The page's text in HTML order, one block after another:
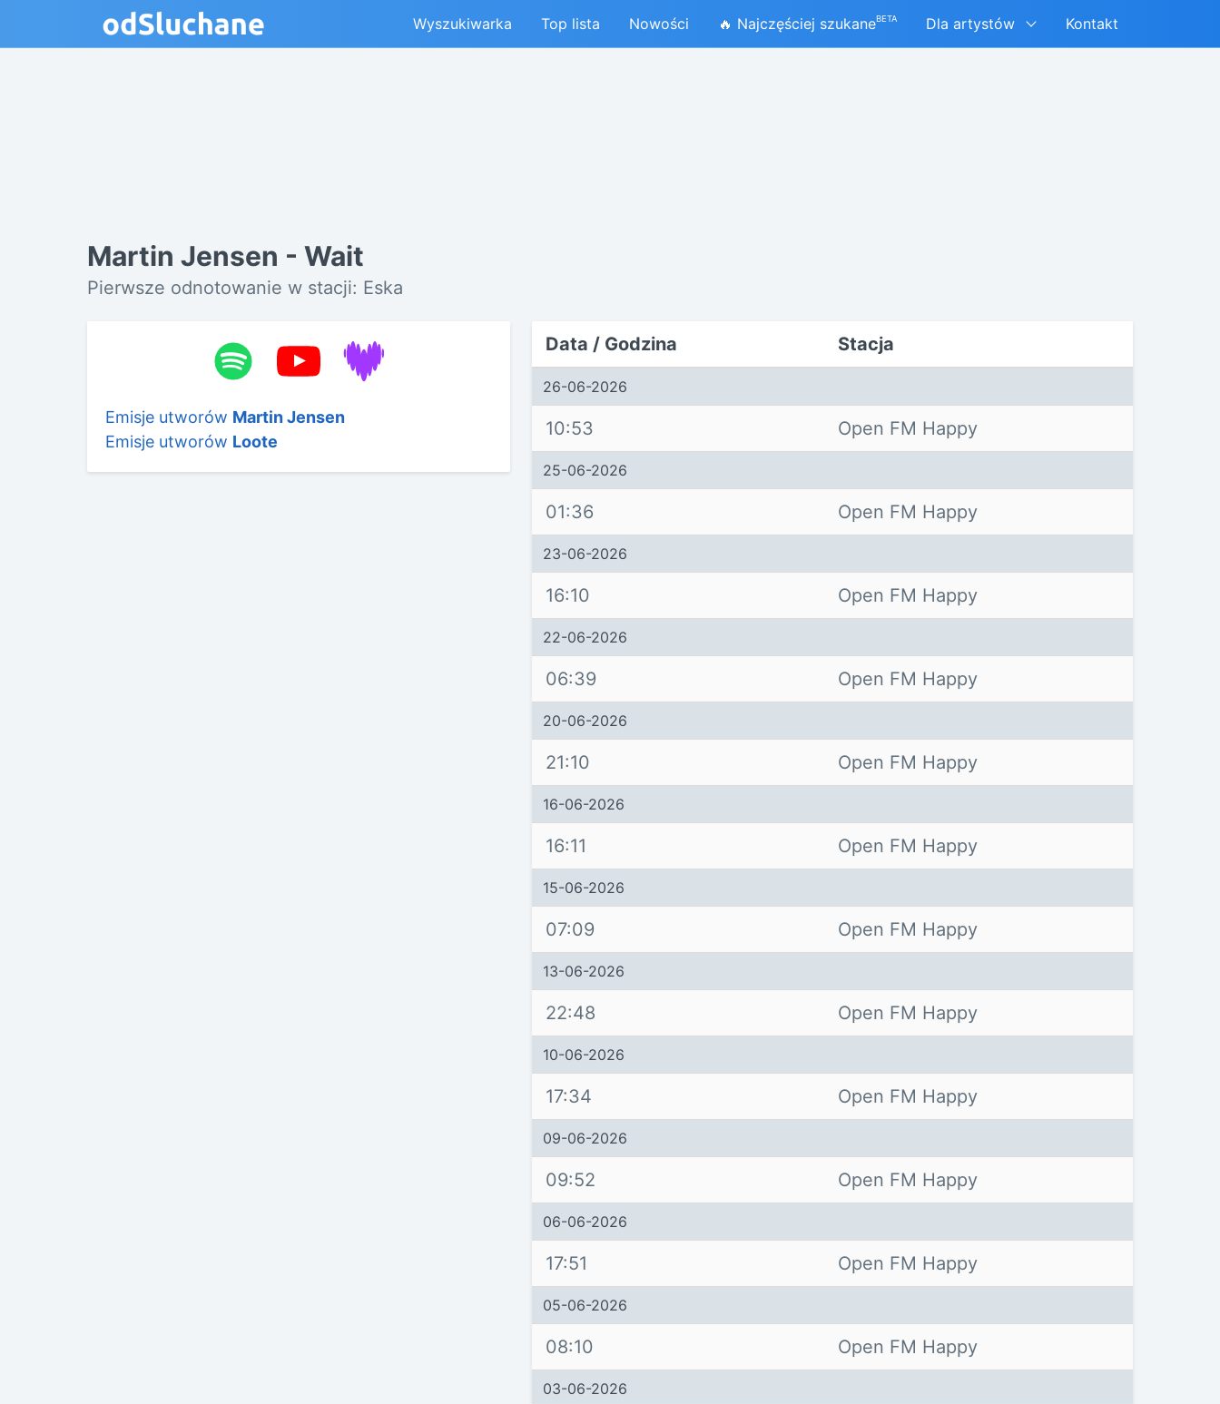
Wyszukiwarka Top lista Nowości 🔥 Najczęściej szukaneBETA Dla artystów Kontakt
Martin Jensen - Wait
Pierwsze odnotowanie w stacji: Eska
Emisje utworów Martin Jensen
Emisje utworów Loote
Data / Godzina Stacja
26-06-2026
10:53 Open FM Happy
25-06-2026
01:36 Open FM Happy
23-06-2026
16:10 Open FM Happy
22-06-2026
06:39 Open FM Happy
20-06-2026
21:10 Open FM Happy
16-06-2026
16:11 Open FM Happy
15-06-2026
07:09 Open FM Happy
13-06-2026
22:48 Open FM Happy
10-06-2026
17:34 Open FM Happy
09-06-2026
09:52 Open FM Happy
06-06-2026
17:51 Open FM Happy
05-06-2026
08:10 Open FM Happy
03-06-2026